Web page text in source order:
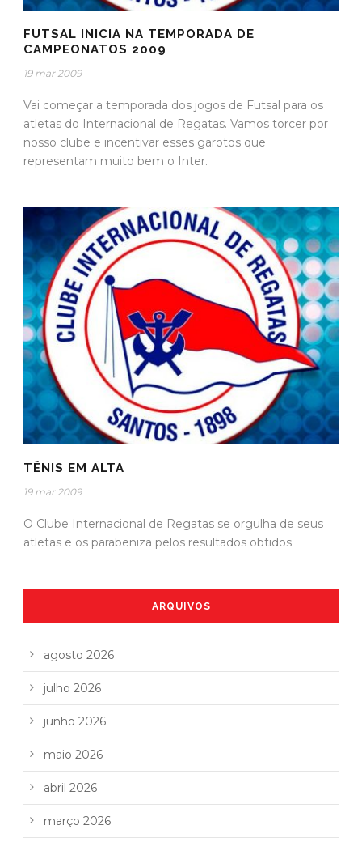
FUTSAL INICIA NA TEMPORADA DE
CAMPEONATOS 2009
19 mar 2009
Vai começar a temporada dos jogos de Futsal para os
atletas do Internacional de Regatas. Vamos torcer por
nosso clube e incentivar esses garotos que
representam muito bem o Inter.
TÊNIS EM ALTA
19 mar 2009
O Clube Internacional de Regatas se orgulha de seus
atletas e os parabeniza pelos resultados obtidos.
ARQUIVOS
agosto 2026
julho 2026
junho 2026
maio 2026
abril 2026
março 2026